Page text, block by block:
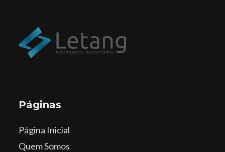
Páginas
Página Inicial
Quem Somos